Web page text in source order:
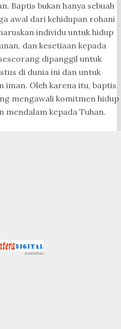
Baptis bukan hanya sebuah
awal dari kehidupan rohani
individu untuk hidup
dan kesetiaan kepada
dipanggil untuk
di dunia ini dan untuk
iman. Oleh karena itu, baptis
mengawali komitmen hidup
mendalam kepada Tuhan.